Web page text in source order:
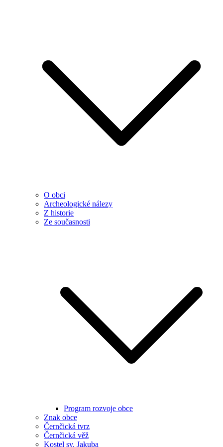
O obci
Archeologické nálezy
Z historie
Ze současnosti
Program rozvoje obce
Znak obce
Černčická tvrz
Černčická věž
Kostel sv. Jakuba